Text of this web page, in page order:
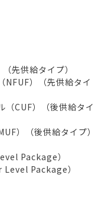
供給タイプ）
）（先供給タイ
CUF）（後供給タイ
）（後供給タイプ）
Package）
Package）